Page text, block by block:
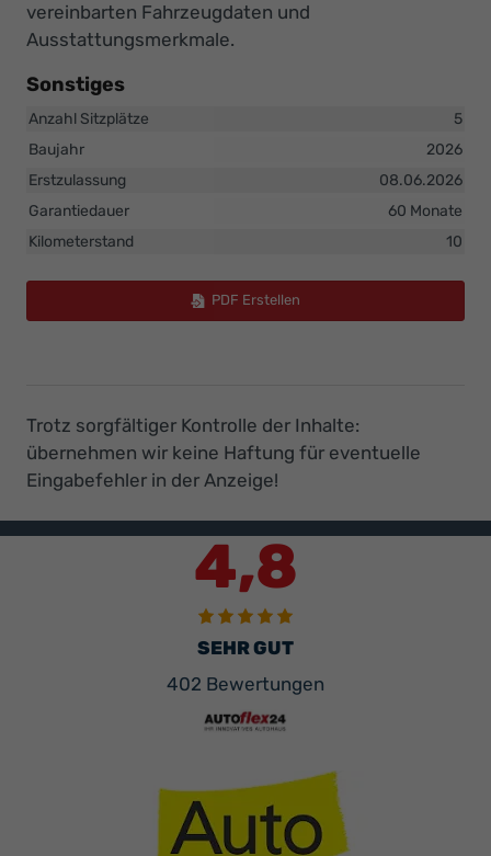
vereinbarten Fahrzeugdaten und
Ausstattungsmerkmale.
Sonstiges
Anzahl Sitzplätze
5
Baujahr
2026
Erstzulassung
08.06.2026
Garantiedauer
60 Monate
Kilometerstand
10
PDF Erstellen
Trotz sorgfältiger Kontrolle der Inhalte:
übernehmen wir keine Haftung für eventuelle
Eingabefehler in der Anzeige!
4,8
SEHR GUT
402 Bewertungen